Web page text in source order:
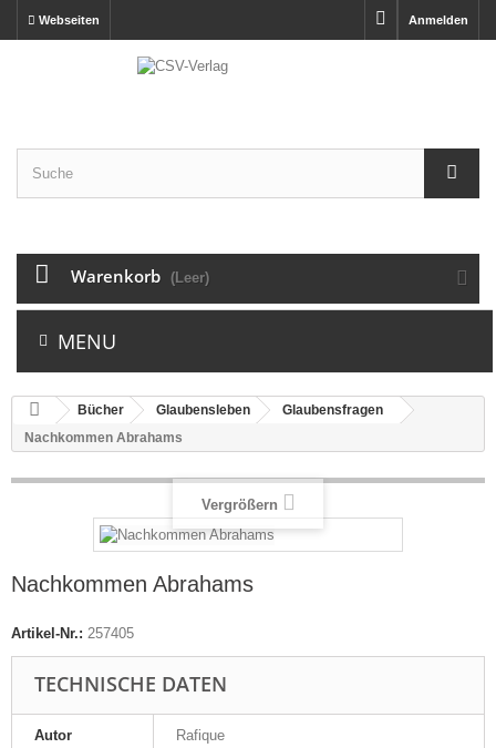
Anmelden
Webseiten
Warenkorb (Leer)
MENU
Bücher Glaubensleben
Glaubensfragen
Nachkommen Abrahams
Vergrößern
Nachkommen Abrahams
Artikel-Nr.: 257405
TECHNISCHE DATEN
Autor Rafique